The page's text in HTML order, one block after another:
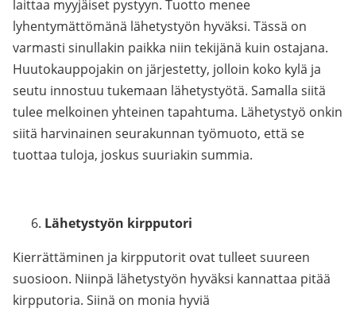
laittaa myyjäiset pystyyn. Tuotto menee
lyhentymättömänä lähetystyön hyväksi. Tässä on
varmasti sinullakin paikka niin tekijänä kuin ostajana.
Huutokauppojakin on järjestetty, jolloin koko kylä ja
seutu innostuu tukemaan lähetystyötä. Samalla siitä
tulee melkoinen yhteinen tapahtuma. Lähetystyö onkin
siitä harvinainen seurakunnan työmuoto, että se
tuottaa tuloja, joskus suuriakin summia.
Lähetystyön kirpputori
Kierrättäminen ja kirpputorit ovat tulleet suureen
suosioon. Niinpä lähetystyön hyväksi kannattaa pitää
kirpputoria. Siinä on monia hyviä